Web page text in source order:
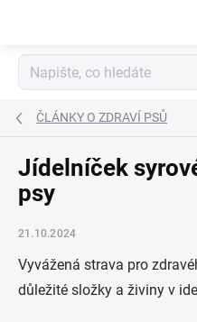
ČLÁNKY O ZDRAVÍ PSŮ
Jídelníček
psy
21.10.2024
Vyvážená strava pro
důležité složky a živiny v